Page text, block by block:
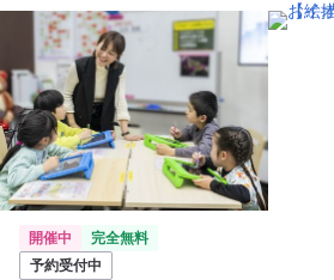
開催中
完全無料
予約受付中